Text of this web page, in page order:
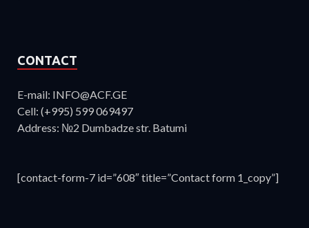
CONTACT
E-mail: INFO@ACF.GE
Cell: (+995) 599 069497
Address: №2 Dumbadze str. Batumi
[contact-form-7 id=”608″ title=”Contact form 1_copy”]